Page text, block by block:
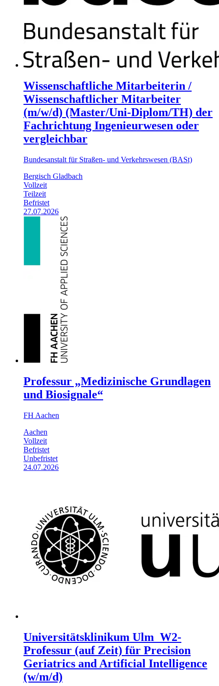
Wissenschaftliche Mitarbeiterin /
Wissenschaftlicher Mitarbeiter
(m/w/d) (Master/Uni-Diplom/TH) der
Fachrichtung Ingenieurwesen oder
vergleichbar
Bundesanstalt für Straßen- und Verkehrswesen (BASt)
Bergisch Gladbach
Vollzeit
Teilzeit
Befristet
27.07.2026
Professur „Medizinische Grundlagen
und Biosignale“
FH Aachen
Aachen
Vollzeit
Befristet
Unbefristet
24.07.2026
Universitätsklinikum Ulm_W2-
Professur (auf Zeit) für Precision
Geriatrics and Artificial Intelligence
(w/m/d)